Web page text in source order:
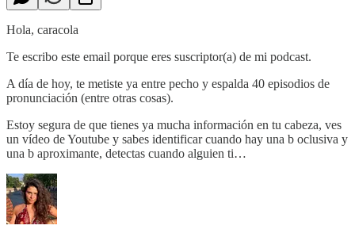
Hola, caracola
Te escribo este email porque eres suscriptor(a) de mi podcast.
A día de hoy, te metiste ya entre pecho y espalda 40 episodios de
pronunciación (entre otras cosas).
Estoy segura de que tienes ya mucha información en tu cabeza, ves
un vídeo de Youtube y sabes identificar cuando hay una b oclusiva y
una b aproximante, detectas cuando alguien ti…